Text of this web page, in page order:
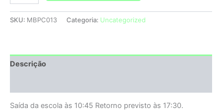
SKU: MBPC013 Categoria: Uncategorized
Descrição
Saída da escola às 10:45 Retorno previsto às 17:30.